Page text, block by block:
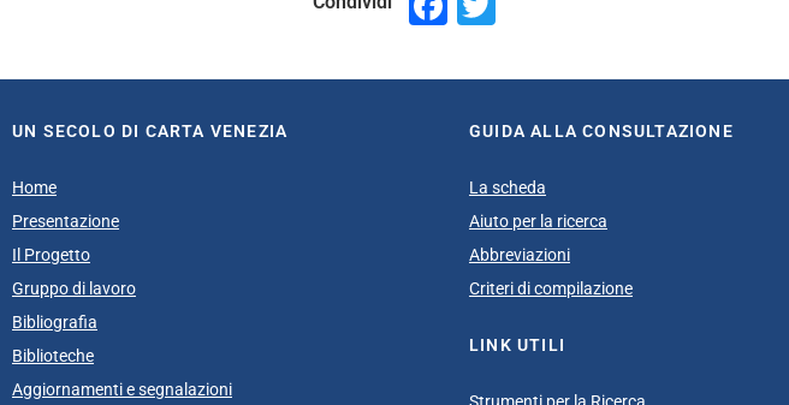
UN SECOLO DI CARTA VENEZIA
Home
Presentazione
Il Progetto
Gruppo di lavoro
Bibliografia
Biblioteche
Aggiornamenti e segnalazioni
GUIDA ALLA CONSULTAZIONE
La scheda
Aiuto per la ricerca
Abbreviazioni
Criteri di compilazione
LINK UTILI
Strumenti per la Ricerca